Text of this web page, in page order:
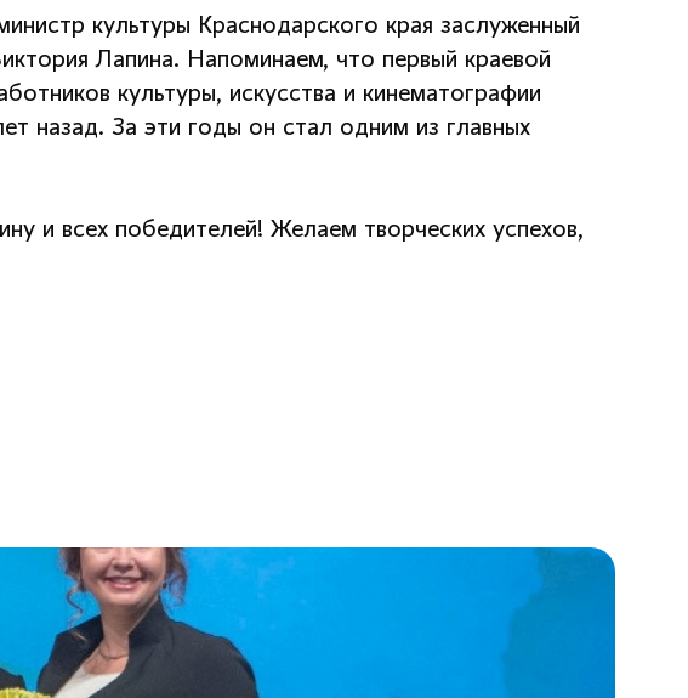
культуры Краснодарского края заслуженный
Лапина. Напоминаем, что первый краевой
культуры, искусства и кинематографии
назад. За эти годы он стал одним из главных
и всех победителей! Желаем творческих успехов,